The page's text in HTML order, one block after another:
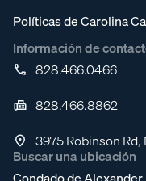
Políticas de Carolina
Información de
828.466.0466
828.466.8862
3975 Robinson
Buscar una ubicación